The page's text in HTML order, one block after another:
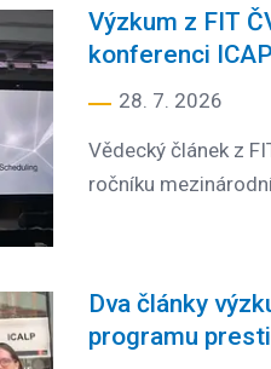
Výzkum z FIT
konferenci
28. 7. 2026
Vědecký článek z
ročníku
Dva články
programu